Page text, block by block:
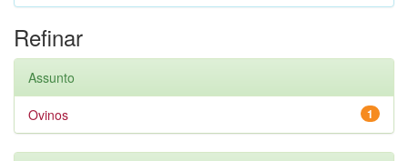
Refinar
Assunto
1
Ovinos